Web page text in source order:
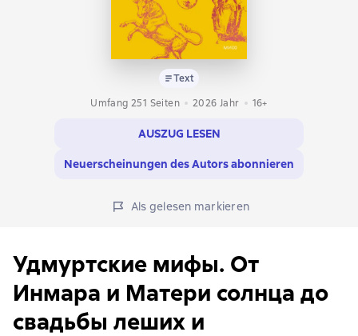
Text
Umfang 251 Seiten
2026 Jahr 16+
AUSZUG LESEN
Neuerscheinungen des Autors abonnieren
Als gelesen markieren
Удмуртские мифы. От
Инмара и Матери солнца до
свадьбы леших и